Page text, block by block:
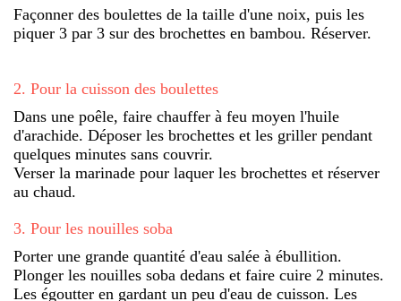
Façonner des boulettes de la taille d'une noix, puis les
piquer 3 par 3 sur des brochettes en bambou. Réserver.
2. Pour la cuisson des boulettes
Dans une poêle, faire chauffer à feu moyen l'huile
d'arachide. Déposer les brochettes et les griller pendant
quelques minutes sans couvrir.
Verser la marinade pour laquer les brochettes et réserver
au chaud.
3. Pour les nouilles soba
Porter une grande quantité d'eau salée à ébullition.
Plonger les nouilles soba dedans et faire cuire 2 minutes.
Les égoutter en gardant un peu d'eau de cuisson. Les